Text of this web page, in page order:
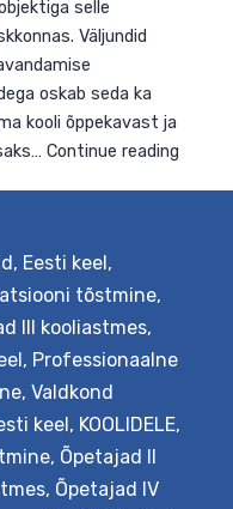
rakendama reisiõppe
, Eesti keel,
tõstmine,
III kooliastmes,
, Professionaalne
, Valdkond
keel, KOOLIDELE,
, Õpetajad II
, Õpetajad IV